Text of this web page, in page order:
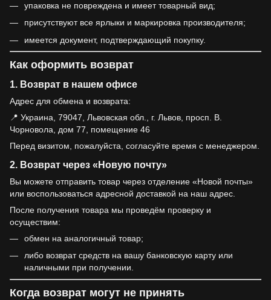
упаковка не повреждена и имеет товарный вид;
присутствуют все ярлыки и маркировка производителя;
имеется документ, подтверждающий покупку.
Как оформить возврат
1. Возврат в нашем офисе
Адрес для обмена и возврата:
📍 Украина, 79047, Львовская обл., г. Львов, просп. В.
Чорновола, дом 77, помещение 46
Перед визитом, пожалуйста, согласуйте время с менеджером.
2. Возврат через «Новую почту»
Вы можете отправить товар через отделение «Новой почты»
или воспользоваться адресной доставкой на наш адрес.
После получения товара мы проведём проверку и
осуществим:
обмен на аналогичный товар;
либо возврат средств на вашу банковскую карту или
наличными при получении.
Когда возврат могут не принять